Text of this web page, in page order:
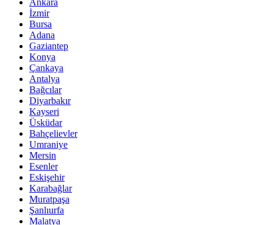
İzmir
Bursa
Adana
Gaziantep
Konya
Çankaya
Antalya
Bağcılar
Diyarbakır
Kayseri
Üsküdar
Bahçelievler
Umraniye
Mersin
Esenler
Eskişehir
Karabağlar
Muratpaşa
Şanlıurfa
Malatya